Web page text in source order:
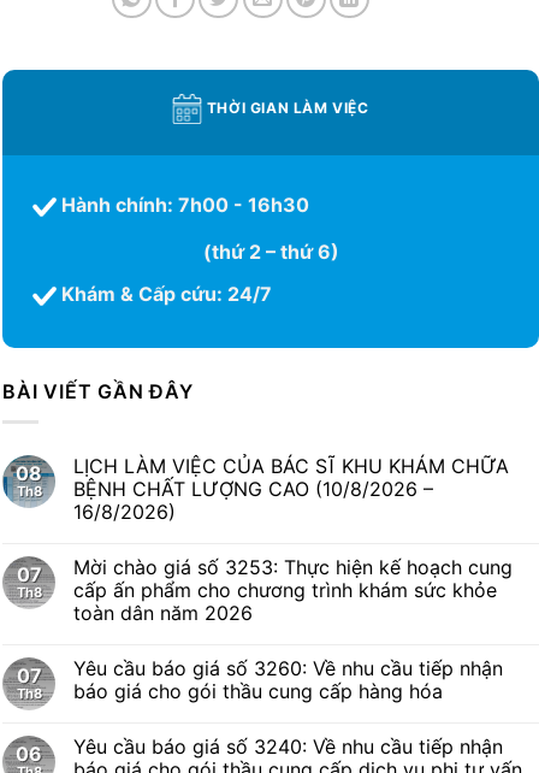
THỜI GIAN LÀM VIỆC
Hành chính: 7h00 - 16h30
(thứ 2 – thứ 6)
Khám & Cấp cứu: 24/7
BÀI VIẾT GẦN ĐÂY
08
Th8
LỊCH LÀM VIỆC CỦA BÁC SĨ KHU KHÁM CHỮA
BỆNH CHẤT LƯỢNG CAO (10/8/2026 –
16/8/2026)
07
Th8
Mời chào giá số 3253: Thực hiện kế hoạch cung
cấp ấn phẩm cho chương trình khám sức khỏe
toàn dân năm 2026
07
Th8
Yêu cầu báo giá số 3260: Về nhu cầu tiếp nhận
báo giá cho gói thầu cung cấp hàng hóa
06
Yêu cầu báo giá số 3240: Về nhu cầu tiếp nhận